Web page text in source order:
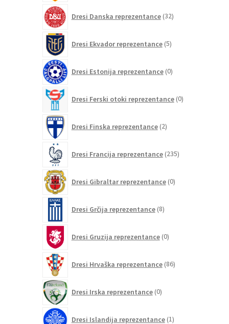
Dresi Danska reprezentance 32izdelkov
Dresi Ekvador reprezentance 5izdelkov
Dresi Estonija reprezentance 0izdelkov
Dresi Ferski otoki reprezentance 0izdelkov
Dresi Finska reprezentance 2izdelka
Dresi Francija reprezentance 235izdelkov
Dresi Gibraltar reprezentance 0izdelkov
Dresi Grčija reprezentance 8izdelkov
Dresi Gruzija reprezentance 0izdelkov
Dresi Hrvaška reprezentance 86izdelkov
Dresi Irska reprezentance 0izdelkov
Dresi Islandija reprezentance 1